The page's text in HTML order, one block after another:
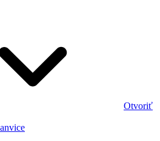
Otvoriť